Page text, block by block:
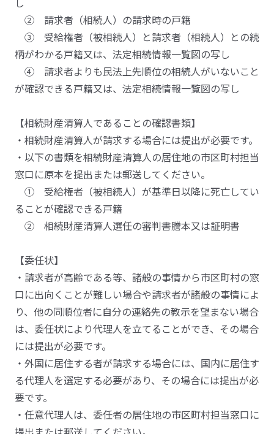
② 請求者（相続人）の請求時の戸籍
③ 受給権者（被相続人）と請求者（相続人）との続
柄がわかる戸籍又は、法定相続情報一覧図の写し
④ 請求者よりも民法上先順位の相続人がいないこと
が確認できる戸籍又は、法定相続情報一覧図の写し
【相続財産清算人であることの確認書類】
・相続財産清算人が請求する場合には提出が必要です。
・以下の書類を相続財産清算人の居住地の市区町村担当
窓口に原本を提出または郵送してください。
① 受給権者（被相続人）が基準日以降に死亡してい
ることが確認できる戸籍
② 相続財産清算人選任の審判書謄本又は証明書
【委任状】
・請求者が高齢である等、諸般の事情から市区町村の窓
口に出向くことが難しい場合や請求者が諸般の事情によ
り、他の同順位者に自分の連絡先の教示を望まない場合
は、委任状により代理人を立てることができ、その場合
には提出が必要です。
・外国に居住する者が請求する場合には、国内に居住す
る代理人を選定する必要があり、その場合には提出が必
要です。
・任意代理人は、委任者の居住地の市区町村担当窓口に